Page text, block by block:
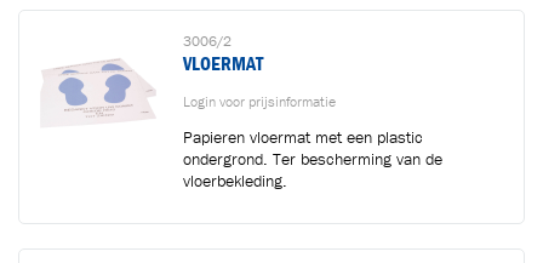
3006/2
VLOERMAT
Login voor prijsinformatie
Papieren vloermat met een plastic
ondergrond. Ter bescherming van de
vloerbekleding.